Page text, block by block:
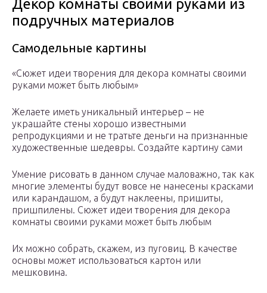
Декор комнаты своими руками из
подручных материалов
Самодельные картины
«Сюжет идеи творения для декора комнаты своими
руками может быть любым»
Желаете иметь уникальный интерьер – не
украшайте стены хорошо известными
репродукциями и не тратьте деньги на признанные
художественные шедевры. Создайте картину сами
Умение рисовать в данном случае маловажно, так как
многие элементы будут вовсе не нанесены красками
или карандашом, а будут наклеены, пришиты,
пришпилены. Сюжет идеи творения для декора
комнаты своими руками может быть любым
Их можно собрать, скажем, из пуговиц. В качестве
основы может использоваться картон или
мешковина.